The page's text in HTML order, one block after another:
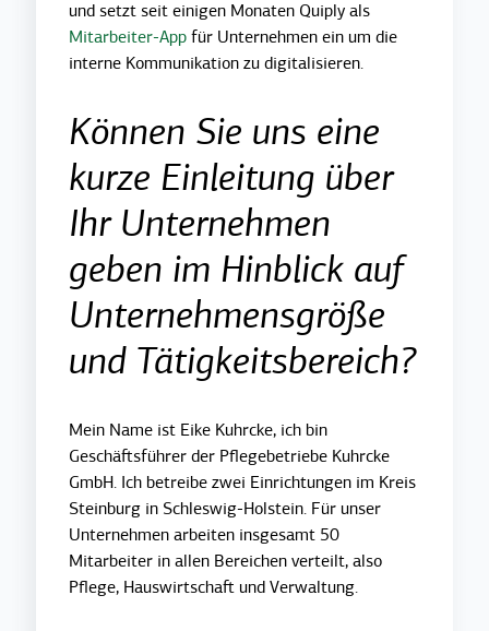
und setzt seit einigen Monaten Quiply als
Mitarbeiter-App für Unternehmen ein um die
interne Kommunikation zu digitalisieren.
Können Sie uns eine
kurze Einleitung über
Ihr Unternehmen
geben im Hinblick auf
Unternehmensgröße
und Tätigkeitsbereich?
Mein Name ist Eike Kuhrcke, ich bin
Geschäftsführer der Pflegebetriebe Kuhrcke
GmbH. Ich betreibe zwei Einrichtungen im Kreis
Steinburg in Schleswig-Holstein. Für unser
Unternehmen arbeiten insgesamt 50
Mitarbeiter in allen Bereichen verteilt, also
Pflege, Hauswirtschaft und Verwaltung.